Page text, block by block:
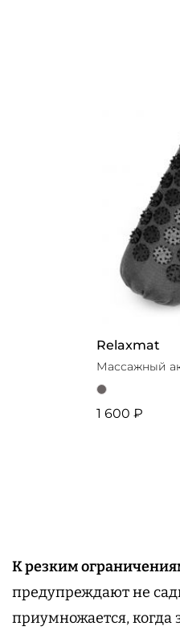
Relaxmat
Массажный
1 600 ₽
К резким
предупреждают не
приумножается, когда